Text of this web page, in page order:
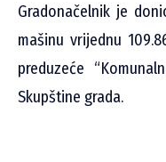
Gradonačelnik je
mašinu vrijednu
preduzeće
Skupštine grada.